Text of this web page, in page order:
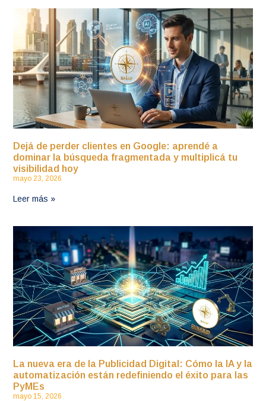
Dejá de perder clientes en Google: aprendé a
dominar la búsqueda fragmentada y multiplicá tu
visibilidad hoy
mayo 23, 2026
Leer más »
La nueva era de la Publicidad Digital: Cómo la IA y la
automatización están redefiniendo el éxito para las
PyMEs
mayo 15, 2026